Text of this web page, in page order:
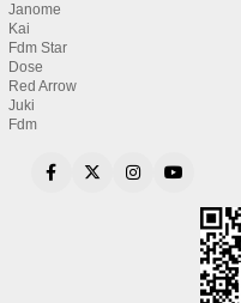
Janome
Kai
Fdm Star
Dose
Red Arrow
Juki
Fdm